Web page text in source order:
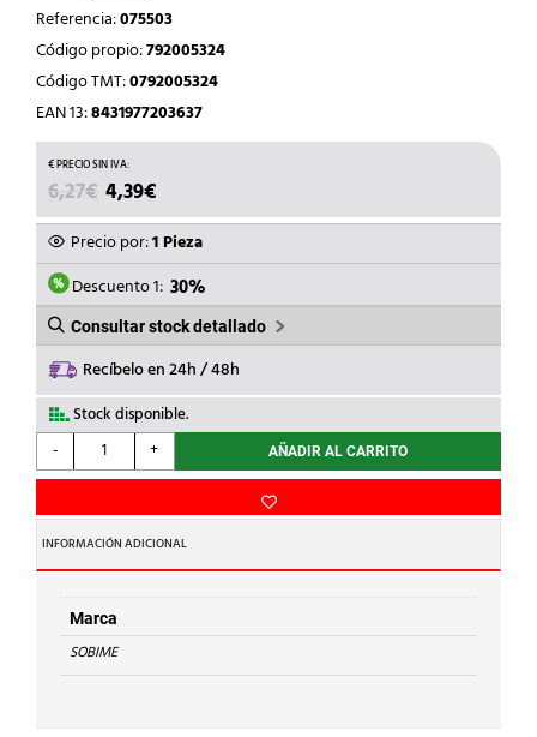
Referencia:075503
Código propio:792005324
Código TMT:0792005324
EAN 13:8431977203637
6,27€ EL
PRECIO
ORIGINAL
ERA:
6,27€.
4,39€
PRECIO
ACTUAL
ES:
4,39€.
Precio por:1 Pieza
Descuento 1: 30%
Consultar stock detallado
Recíbelo en 24h / 48h
Stock disponible.
-
SOBIME
-
RED.LT.1.1/4x3/4
C/VALONA
HEXAGONAL
cantidad
+ AÑADIR AL CARRITO
INFORMACIÓN ADICIONAL
Marca
SOBIME